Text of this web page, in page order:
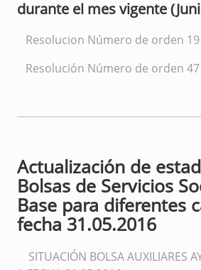
durante el mes vigente
Resolucion Número de orden 19
Resolución Número de orden 47
Actualización de
Bolsas de Servicios
Base para diferentes
fecha 31.05.2016
SITUACIÓN BOLSA AUXILIARES